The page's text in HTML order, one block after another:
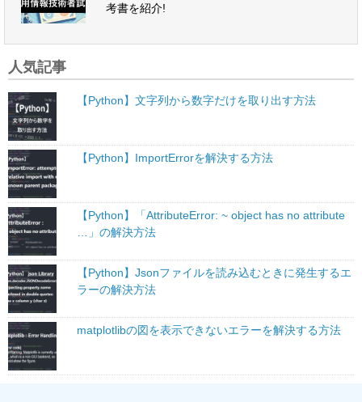
考書を紹介!
人気記事
【Python】文字列から数字だけを取り出す方法
【Python】ImportErrorを解決する方法
【Python】「AttributeError: ~ object has no attribute
…」の解決方法
【Python】Jsonファイルを読み込むときに発生するエ
ラーの解決方法
matplotlibの図を表示できないエラーを解決する方法